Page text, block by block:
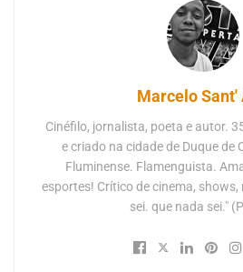
Marcelo Sant'
Cinéfilo, jornalista, poeta e autor.
e criado na cidade de Duque de
Fluminense. Flamenguista.
esportes! Crítico de cinema, shows,
sei. que nada sei."